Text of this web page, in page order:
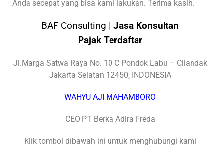
Anda secepat yang bisa kami lakukan. Terima kasih.
BAF Consulting | Jasa Konsultan
Pajak Terdaftar
Jl.Marga Satwa Raya No. 10 C Pondok Labu – Cilandak
Jakarta Selatan 12450, INDONESIA
WAHYU AJI MAHAMBORO
CEO PT Berka Adira Freda
Klik tombol dibawah ini untuk menghubungi kami